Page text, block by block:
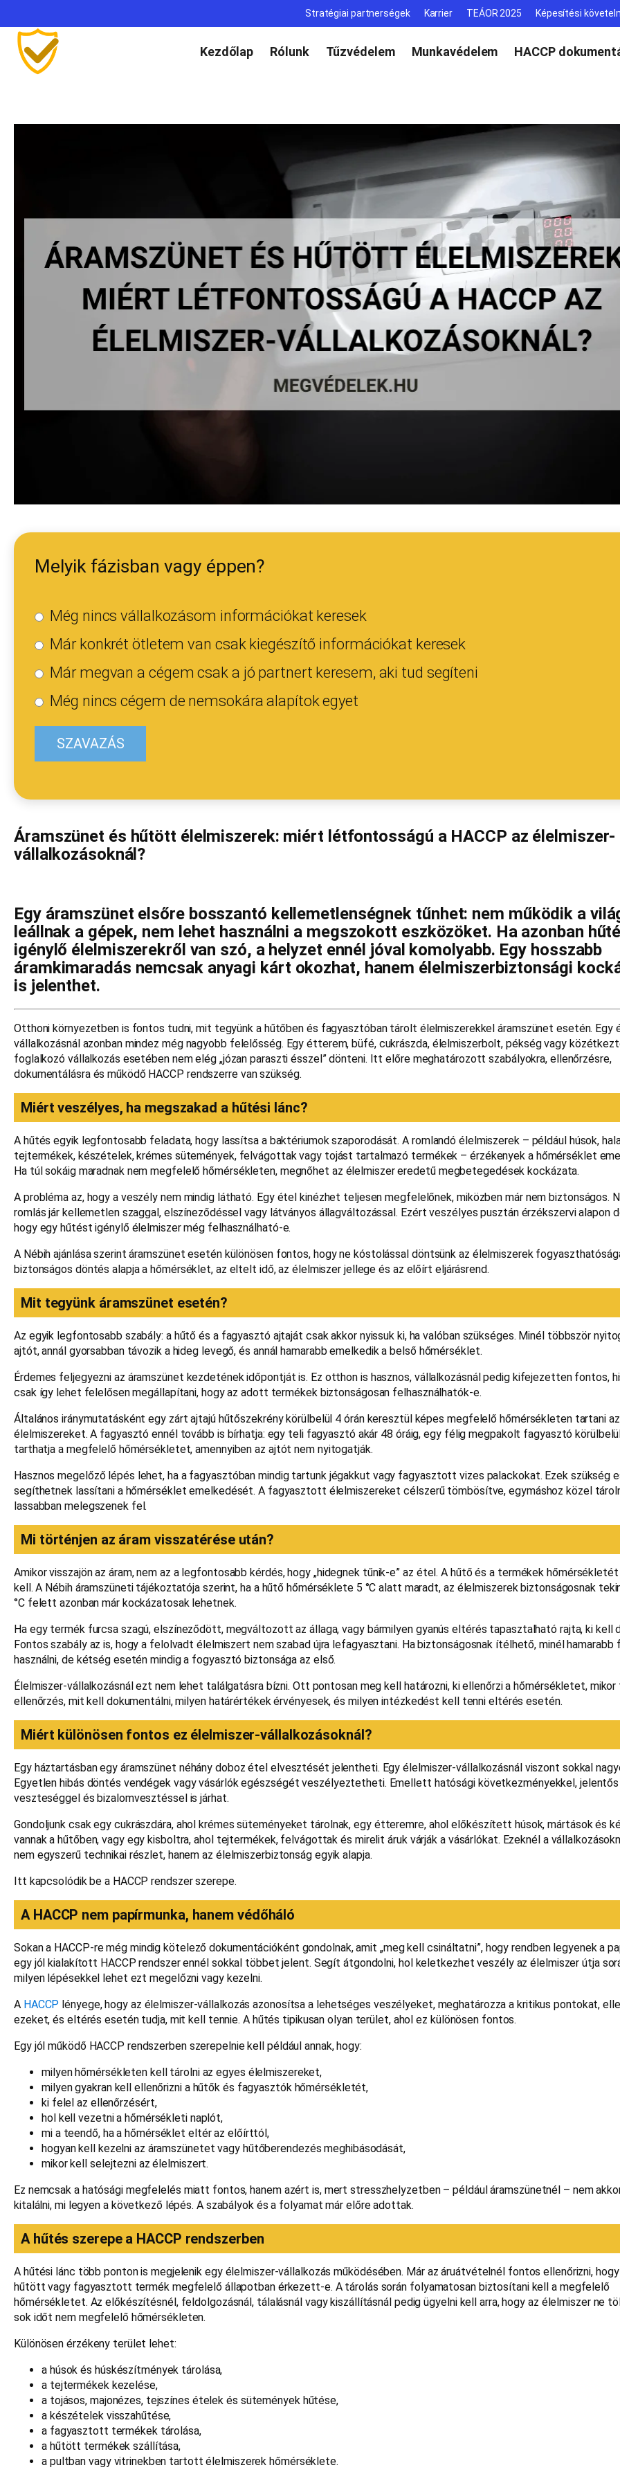
Stratégiai partnerségek Karrier TEÁOR 2025 Képesítési
Kezdőlap Rólunk Tűzvédelem Munkavédelem HACCP
Melyik fázisban vagy éppen?
Még nincs vállalkozásom információkat keresek
Már konkrét ötletem van csak kiegészítő információkat keresek
Már megvan a cégem csak a jó partnert keresem, aki tud segíteni
Még nincs cégem de nemsokára alapítok egyet
Áramszünet és hűtött élelmiszerek: miért létfontosságú a HACCP az élelmiszer-
vállalkozásoknál?
Egy áramszünet elsőre bosszantó kellemetlenségnek tűnhet: nem működik a
leállnak a gépek, nem lehet használni a megszokott eszközöket. Ha azonban
igénylő élelmiszerekről van szó, a helyzet ennél jóval komolyabb. Egy hosszabb
áramkimaradás nemcsak anyagi kárt okozhat, hanem élelmiszerbiztonsági
is jelenthet.
Otthoni környezetben is fontos tudni, mit tegyünk a hűtőben és fagyasztóban tárolt élelmiszerekkel áramszünet esetén. Egy
vállalkozásnál azonban mindez még nagyobb felelősség. Egy étterem, büfé, cukrászda, élelmiszerbolt, pékség vagy
foglalkozó vállalkozás esetében nem elég „józan paraszti ésszel” dönteni. Itt előre meghatározott szabályokra, ellenőrzésre,
dokumentálásra és működő HACCP rendszerre van szükség.
Miért veszélyes, ha megszakad a hűtési lánc?
A hűtés egyik legfontosabb feladata, hogy lassítsa a baktériumok szaporodását. A romlandó élelmiszerek – például húsok,
tejtermékek, készételek, krémes sütemények, felvágottak vagy tojást tartalmazó termékek – érzékenyek a hőmérséklet
Ha túl sokáig maradnak nem megfelelő hőmérsékleten, megnőhet az élelmiszer eredetű megbetegedések kockázata.
A probléma az, hogy a veszély nem mindig látható. Egy étel kinézhet teljesen megfelelőnek, miközben már nem biztonságos.
romlás jár kellemetlen szaggal, elszíneződéssel vagy látványos állagváltozással. Ezért veszélyes pusztán érzékszervi alapon
hogy egy hűtést igénylő élelmiszer még felhasználható-e.
A Nébih ajánlása szerint áramszünet esetén különösen fontos, hogy ne kóstolással döntsünk az élelmiszerek
biztonságos döntés alapja a hőmérséklet, az eltelt idő, az élelmiszer jellege és az előírt eljárásrend.
Mit tegyünk áramszünet esetén?
Az egyik legfontosabb szabály: a hűtő és a fagyasztó ajtaját csak akkor nyissuk ki, ha valóban szükséges. Minél többször
ajtót, annál gyorsabban távozik a hideg levegő, és annál hamarabb emelkedik a belső hőmérséklet.
Érdemes feljegyezni az áramszünet kezdetének időpontját is. Ez otthon is hasznos, vállalkozásnál pedig kifejezetten fontos,
csak így lehet felelősen megállapítani, hogy az adott termékek biztonságosan felhasználhatók-e.
Általános iránymutatásként egy zárt ajtajú hűtőszekrény körülbelül 4 órán keresztül képes megfelelő hőmérsékleten tartani az
élelmiszereket. A fagyasztó ennél tovább is bírhatja: egy teli fagyasztó akár 48 óráig, egy félig megpakolt fagyasztó
tarthatja a megfelelő hőmérsékletet, amennyiben az ajtót nem nyitogatják.
Hasznos megelőző lépés lehet, ha a fagyasztóban mindig tartunk jégakkut vagy fagyasztott vizes palackokat. Ezek szükség
segíthetnek lassítani a hőmérséklet emelkedését. A fagyasztott élelmiszereket célszerű tömbösítve, egymáshoz közel
lassabban melegszenek fel.
Mi történjen az áram visszatérése után?
Amikor visszajön az áram, nem az a legfontosabb kérdés, hogy „hidegnek tűnik-e” az étel. A hűtő és a termékek
kell. A Nébih áramszüneti tájékoztatója szerint, ha a hűtő hőmérséklete 5 °C alatt maradt, az élelmiszerek biztonságosnak
°C felett azonban már kockázatosak lehetnek.
Ha egy termék furcsa szagú, elszíneződött, megváltozott az állaga, vagy bármilyen gyanús eltérés tapasztalható rajta, ki kell
Fontos szabály az is, hogy a felolvadt élelmiszert nem szabad újra lefagyasztani. Ha biztonságosnak ítélhető, minél hamarabb
használni, de kétség esetén mindig a fogyasztó biztonsága az első.
Élelmiszer-vállalkozásnál ezt nem lehet találgatásra bízni. Ott pontosan meg kell határozni, ki ellenőrzi a hőmérsékletet,
ellenőrzés, mit kell dokumentálni, milyen határértékek érvényesek, és milyen intézkedést kell tenni eltérés esetén.
Miért különösen fontos ez élelmiszer-vállalkozásoknál?
Egy háztartásban egy áramszünet néhány doboz étel elvesztését jelentheti. Egy élelmiszer-vállalkozásnál viszont sokkal
Egyetlen hibás döntés vendégek vagy vásárlók egészségét veszélyeztetheti. Emellett hatósági következményekkel, jelentős
veszteséggel és bizalomvesztéssel is járhat.
Gondoljunk csak egy cukrászdára, ahol krémes süteményeket tárolnak, egy étteremre, ahol előkészített húsok, mártások és
vannak a hűtőben, vagy egy kisboltra, ahol tejtermékek, felvágottak és mirelit áruk várják a vásárlókat. Ezeknél a
nem egyszerű technikai részlet, hanem az élelmiszerbiztonság egyik alapja.
Itt kapcsolódik be a HACCP rendszer szerepe.
A HACCP nem papírmunka, hanem védőháló
Sokan a HACCP-re még mindig kötelező dokumentációként gondolnak, amit „meg kell csináltatni”, hogy rendben legyenek a
egy jól kialakított HACCP rendszer ennél sokkal többet jelent. Segít átgondolni, hol keletkezhet veszély az élelmiszer útja
milyen lépésekkel lehet ezt megelőzni vagy kezelni.
A HACCP lényege, hogy az élelmiszer-vállalkozás azonosítsa a lehetséges veszélyeket, meghatározza a kritikus pontokat,
ezeket, és eltérés esetén tudja, mit kell tennie. A hűtés tipikusan olyan terület, ahol ez különösen fontos.
Egy jól működő HACCP rendszerben szerepelnie kell például annak, hogy:
milyen hőmérsékleten kell tárolni az egyes élelmiszereket,
milyen gyakran kell ellenőrizni a hűtők és fagyasztók hőmérsékletét,
ki felel az ellenőrzésért,
hol kell vezetni a hőmérsékleti naplót,
mi a teendő, ha a hőmérséklet eltér az előírttól,
hogyan kell kezelni az áramszünetet vagy hűtőberendezés meghibásodását,
mikor kell selejtezni az élelmiszert.
Ez nemcsak a hatósági megfelelés miatt fontos, hanem azért is, mert stresszhelyzetben – például áramszünetnél – nem
kitalálni, mi legyen a következő lépés. A szabályok és a folyamat már előre adottak.
A hűtés szerepe a HACCP rendszerben
A hűtési lánc több ponton is megjelenik egy élelmiszer-vállalkozás működésében. Már az áruátvételnél fontos ellenőrizni,
hűtött vagy fagyasztott termék megfelelő állapotban érkezett-e. A tárolás során folyamatosan biztosítani kell a megfelelő
hőmérsékletet. Az előkészítésnél, feldolgozásnál, tálalásnál vagy kiszállításnál pedig ügyelni kell arra, hogy az élelmiszer ne
sok időt nem megfelelő hőmérsékleten.
Különösen érzékeny terület lehet:
a húsok és húskészítmények tárolása,
a tejtermékek kezelése,
a tojásos, majonézes, tejszínes ételek és sütemények hűtése,
a készételek visszahűtése,
a fagyasztott termékek tárolása,
a hűtött termékek szállítása,
a pultban vagy vitrinekben tartott élelmiszerek hőmérséklete.